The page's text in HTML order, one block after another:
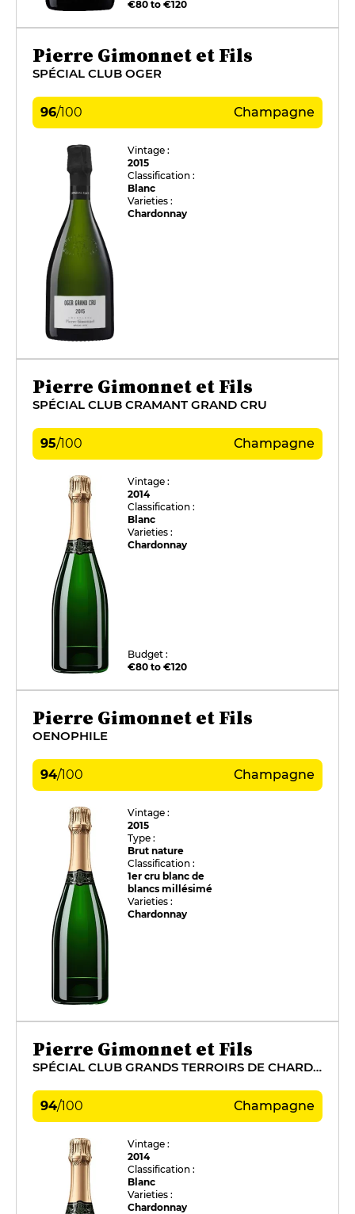
€80 to €120
Pierre Gimonnet et Fils
SPÉCIAL CLUB OGER
96/100 Champagne
Vintage :
2015
Classification :
Blanc
Varieties :
Chardonnay
Pierre Gimonnet et Fils
SPÉCIAL CLUB CRAMANT GRAND CRU
95/100 Champagne
Vintage :
2014
Classification :
Blanc
Varieties :
Chardonnay
Budget :
€80 to €120
Pierre Gimonnet et Fils
OENOPHILE
94/100 Champagne
Vintage :
2015
Type :
Brut nature
Classification :
1er cru blanc de
blancs millésimé
Varieties :
Chardonnay
Pierre Gimonnet et Fils
SPÉCIAL CLUB GRANDS TERROIRS DE CHARDONNAY
94/100 Champagne
Vintage :
2014
Classification :
Blanc
Varieties :
Chardonnay